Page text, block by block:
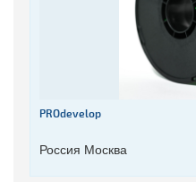
PROdevelop
Россия Москва